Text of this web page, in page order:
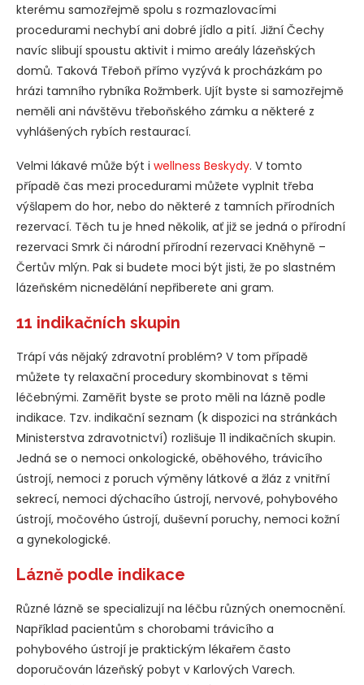
kterému samozřejmě spolu s rozmazlovacími
procedurami nechybí ani dobré jídlo a pití. Jižní Čechy
navíc slibují spoustu aktivit i mimo areály lázeňských
domů. Taková Třeboň přímo vyzývá k procházkám po
hrázi tamního rybníka Rožmberk. Ujít byste si samozřejmě
neměli ani návštěvu třeboňského zámku a některé z
vyhlášených rybích restaurací.
Velmi lákavé může být i wellness Beskydy. V tomto
případě čas mezi procedurami můžete vyplnit třeba
výšlapem do hor, nebo do některé z tamních přírodních
rezervací. Těch tu je hned několik, ať již se jedná o přírodní
rezervaci Smrk či národní přírodní rezervaci Kněhyně –
Čertův mlýn. Pak si budete moci být jisti, že po slastném
lázeňském nicnedělání nepřiberete ani gram.
11 indikačních skupin
Trápí vás nějaký zdravotní problém? V tom případě
můžete ty relaxační procedury skombinovat s těmi
léčebnými. Zaměřit byste se proto měli na lázně podle
indikace. Tzv. indikační seznam (k dispozici na stránkách
Ministerstva zdravotnictví) rozlišuje 11 indikačních skupin.
Jedná se o nemoci onkologické, oběhového, trávicího
ústrojí, nemoci z poruch výměny látkové a žláz z vnitřní
sekrecí, nemoci dýchacího ústrojí, nervové, pohybového
ústrojí, močového ústrojí, duševní poruchy, nemoci kožní
a gynekologické.
Lázně podle indikace
Různé lázně se specializují na léčbu různých onemocnění.
Například pacientům s chorobami trávicího a
pohybového ústrojí je praktickým lékařem často
doporučován lázeňský pobyt v Karlových Varech.